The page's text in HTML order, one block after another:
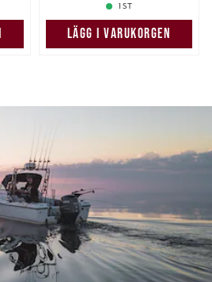
1 ST
LÄGG I VARUKORGEN